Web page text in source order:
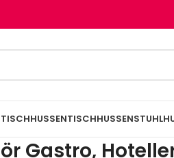
TISCHHUSSEN
Gastro,